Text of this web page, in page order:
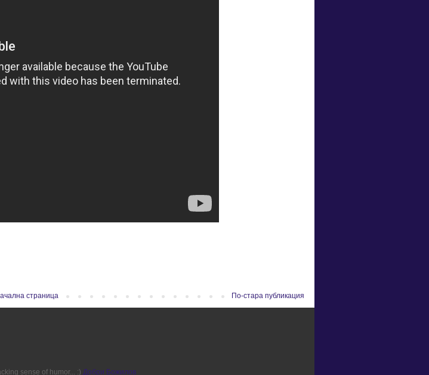
По-стара публикация
страница
sense of humor... :) Добри Божилов